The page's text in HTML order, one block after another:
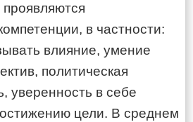
в частности:
влияние, умение
политическая
уверенность в себе
цели. В среднем